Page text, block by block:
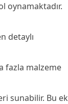
oynamaktadır.
detaylı
fazla malzeme
sunabilir. Bu ek